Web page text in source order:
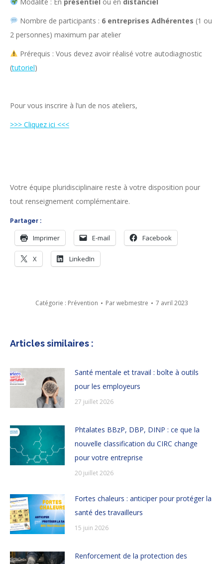
Nombre de participants : 6 entreprises Adhérentes (1 ou
2 personnes) maximum par atelier
Prérequis : Vous devez avoir réalisé votre autodiagnostic
(tutoriel)
Pour vous inscrire à l’un de nos ateliers,
>>> Cliquez ici <<<
Votre équipe pluridisciplinaire reste à votre disposition pour
tout renseignement complémentaire.
Partager :
Imprimer E-mail Facebook
X LinkedIn
Catégorie : Prévention Parwebmestre 7 avril 2023
Articles similaires :
Santé mentale et travail : boîte à outils
pour les employeurs
27 juillet 2026
Phtalates BBzP, DBP, DINP : ce que la
nouvelle classification du CIRC change
pour votre entreprise
20 juillet 2026
Fortes chaleurs : anticiper pour protéger la
santé des travailleurs
15 juin 2026
Renforcement de la protection des